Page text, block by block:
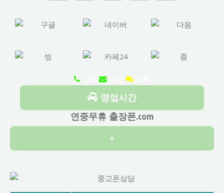
영업시간
연중무휴 출장폰.com
×